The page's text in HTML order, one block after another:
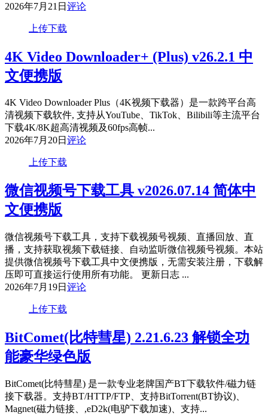
2026年7月21日 评论
上传下载
4K Video Downloader+ (Plus) v26.2.1 中
文便携版
4K Video Downloader Plus（4K视频下载器）是一款跨平台高
清视频下载软件, 支持从YouTube、TikTok、Bilibili等主流平台
下载4K/8K超高清视频及60fps高帧...
2026年7月20日 评论
上传下载
微信视频号下载工具 v2026.07.14 简体中
文便携版
微信视频号下载工具，支持下载视频号视频、直播回放、直
播，支持获取视频下载链接、自动监听微信视频号视频。本站
提供微信视频号下载工具中文便携版，无需安装注册，下载解
压即可直接运行使用所有功能。 更新日志 ...
2026年7月19日 评论
上传下载
BitComet(比特彗星) 2.21.6.23 解锁全功
能豪华绿色版
BitComet(比特彗星) 是一款专业老牌国产BT下载软件/磁力链
接下载器。支持BT/HTTP/FTP、支持BitTorrent(BT协议)、
Magnet(磁力链接、,eD2k(电驴下载加速)、支持...